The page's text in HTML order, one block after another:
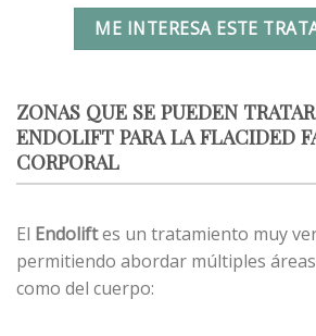
ME INTERESA ESTE
ZONAS QUE SE PUEDEN
ENDOLIFT PARA LA FLACIDED
CORPORAL
El Endoliftes un tratamiento muy
permitiendo abordar múltiples
como del cuerpo: